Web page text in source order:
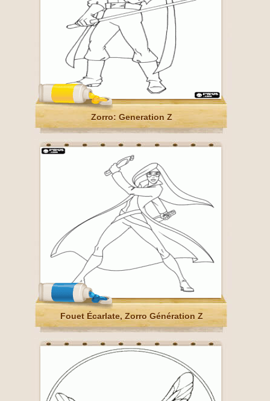
Zorro: Generation Z
Fouet Écarlate, Zorro Génération Z